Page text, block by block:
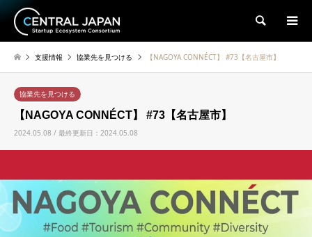
検索
支援情報 協業先を見つける 【NAGOYA CONNÉCT】 #73【名古屋市】
協業先を見つける
【NAGOYA CONNÉCT】 #73【名古屋市】
2024.05.08 / 最終更新日：2024.05.08